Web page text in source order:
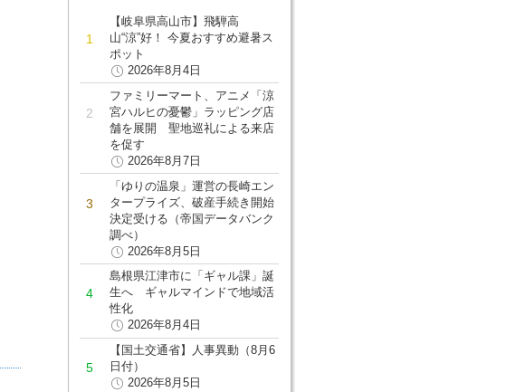
【岐阜県高山市】飛騨高
山“涼”好！ 今夏おすすめ避暑ス
ポット
2026年8月4日
ファミリーマート、アニメ「涼
宮ハルヒの憂鬱」ラッピング店
舗を展開 聖地巡礼による来店
を促す
2026年8月7日
「ゆりの温泉」運営の長崎エン
タープライズ、破産手続き開始
決定受ける（帝国データバンク
調べ）
2026年8月5日
島根県江津市に「ギャル課」誕
生へ ギャルマインドで地域活
性化
2026年8月4日
【国土交通省】人事異動（8月6
日付）
2026年8月5日